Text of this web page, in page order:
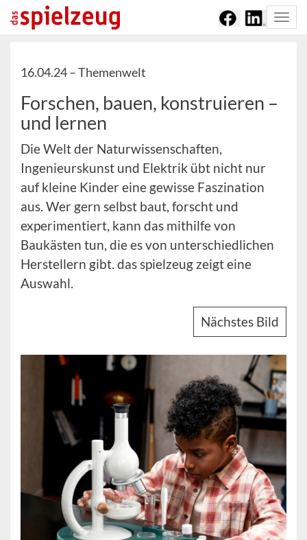
16.04.24 –Themenwelt
Forschen, bauen, konstruieren –
und lernen
Die Welt der Naturwissenschaften,
Ingenieurskunst und Elektrik übt nicht nur
auf kleine Kinder eine gewisse Faszination
aus. Wer gern selbst baut, forscht und
experimentiert, kann das mithilfe von
Baukästen tun, die es von unterschiedlichen
Herstellern gibt. das spielzeug zeigt eine
Auswahl.
Nächstes Bild